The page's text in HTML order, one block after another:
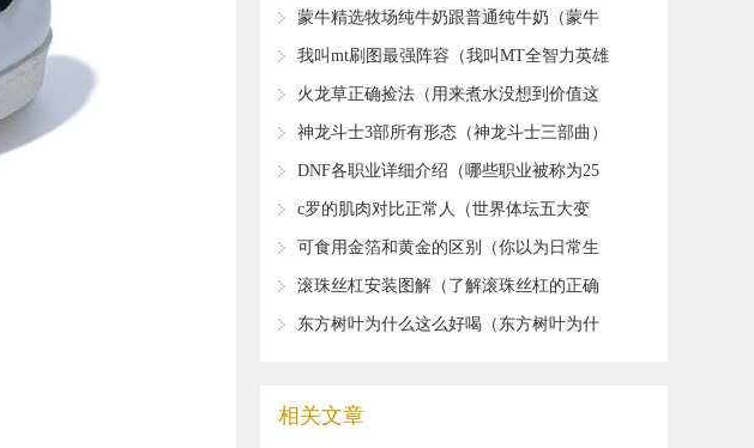
万）
​蒙牛精选牧场纯牛奶跟普通纯牛奶（蒙牛
现代牧业纯牛奶）
​我叫mt刷图最强阵容（我叫MT全智力英雄
如何过试炼塔）
​火龙草正确捡法（用来煮水没想到价值这
么高）
​神龙斗士3部所有形态（神龙斗士三部曲）
​DNF各职业详细介绍（哪些职业被称为25
仔）
​c罗的肌肉对比正常人（世界体坛五大变
态）
​可食用金箔和黄金的区别（你以为日常生
活里的金箔只是金色制品而已）
​滚珠丝杠安装图解（了解滚珠丝杠的正确
安装）
​东方树叶为什么这么好喝（东方树叶为什
相关文章